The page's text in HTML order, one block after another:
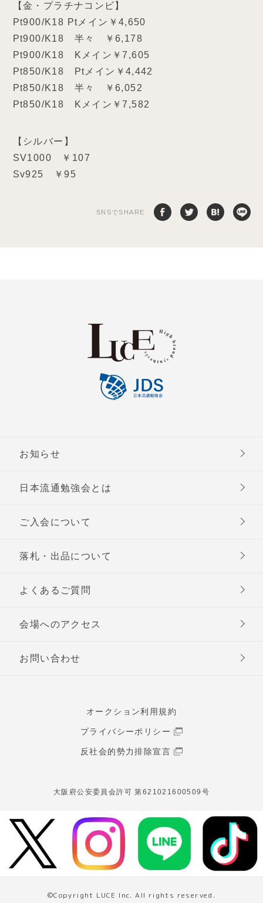
【金・プラチナコンビ】
Pt900/K18 Ptメイン￥4,650
Pt900/K18 半々 ￥6,178
Pt900/K18 Kメイン￥7,605
Pt850/K18 Ptメイン￥4,442
Pt850/K18 半々 ￥6,052
Pt850/K18 Kメイン￥7,582
【シルバー】
SV1000 ￥107
Sv925 ￥95
SNSでSHARE
お知らせ
日本流通勉強会とは
ご入会について
落札・出品について
よくあるご質問
会場へのアクセス
お問い合わせ
オークション利用規約
プライバシーポリシー
反社会的勢力排除宣言
大阪府公安委員会許可 第621021600509号
©Copyright LUCE Inc. All rights reserved.